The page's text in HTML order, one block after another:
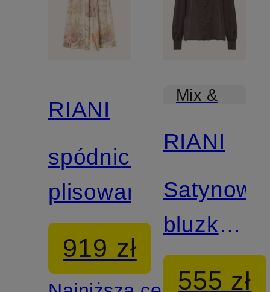
RIANI
spódnica
plisowana
919 zł
Mix &
RIANI
Satynowa
bluzka
z
555 zł